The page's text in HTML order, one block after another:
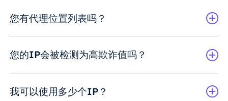
您有代理位置列表吗？
您的IP会被检测为高欺诈值吗？
我可以使用多少个IP？